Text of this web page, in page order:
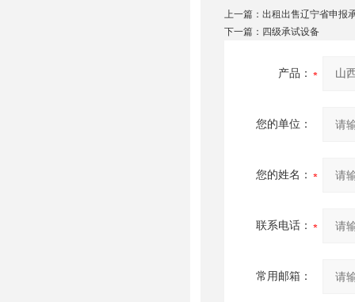
上一篇： 出租出售辽宁省申报
下一篇： 四级承试设备
产品：
您的单位：
您的姓名：
联系电话：
常用邮箱：